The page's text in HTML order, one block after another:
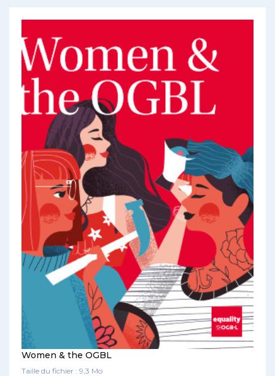
Women & the OGBL
Taille du fichier : 9,3 Mo